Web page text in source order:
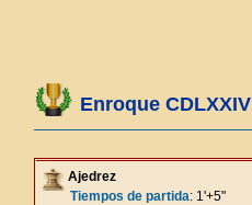
Enroque CDLXXIV
Ajedrez
Tiempos de partida: 1'+5"